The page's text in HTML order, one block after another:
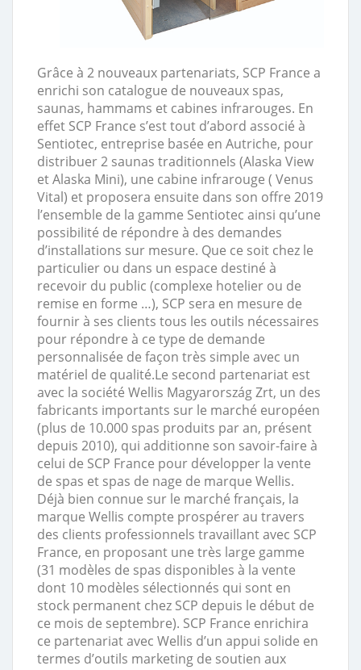
Grâce à 2 nouveaux partenariats, SCP France a
enrichi son catalogue de nouveaux spas,
saunas, hammams et cabines infrarouges. En
effet SCP France s’est tout d’abord associé à
Sentiotec, entreprise basée en Autriche, pour
distribuer 2 saunas traditionnels (Alaska View
et Alaska Mini), une cabine infrarouge ( Venus
Vital) et proposera ensuite dans son offre 2019
l’ensemble de la gamme Sentiotec ainsi qu’une
possibilité de répondre à des demandes
d’installations sur mesure. Que ce soit chez le
particulier ou dans un espace destiné à
recevoir du public (complexe hotelier ou de
remise en forme …), SCP sera en mesure de
fournir à ses clients tous les outils nécessaires
pour répondre à ce type de demande
personnalisée de façon très simple avec un
matériel de qualité.Le second partenariat est
avec la société Wellis Magyarország Zrt, un des
fabricants importants sur le marché européen
(plus de 10.000 spas produits par an, présent
depuis 2010), qui additionne son savoir-faire à
celui de SCP France pour développer la vente
de spas et spas de nage de marque Wellis.
Déjà bien connue sur le marché français, la
marque Wellis compte prospérer au travers
des clients professionnels travaillant avec SCP
France, en proposant une très large gamme
(31 modèles de spas disponibles à la vente
dont 10 modèles sélectionnés qui sont en
stock permanent chez SCP depuis le début de
ce mois de septembre). SCP France enrichira
ce partenariat avec Wellis d’un appui solide en
termes d’outils marketing de soutien aux